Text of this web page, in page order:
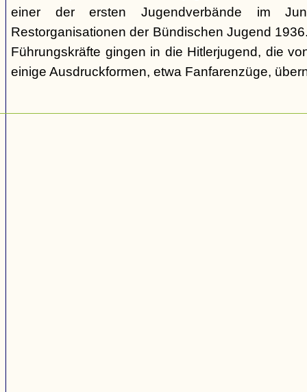
einer der ersten Jugendverbände im
Restorganisationen der Bündischen Jugend
Führungskräfte gingen in die Hitlerjugend, die
einige Ausdruckformen, etwa Fanfarenzüge,